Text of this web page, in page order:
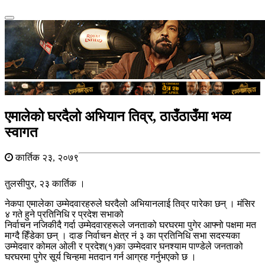
Toggle
navigation
एमालेको घरदैलो अभियान तिव्र, ठाउँठाउँमा भव्य
स्वागत
कार्तिक २३, २०७९
तुलसीपुर, २३ कार्तिक ।
नेकपा एमालेका उम्मेदवारहरुले घरदैलो अभियानलाई तिव्र पारेका छन् । मंसिर
४ गते हुने प्रतिनिधि र प्रदेश सभाको
निर्वाचन नजिकीदै गर्दा उम्मेदवारहरूले जनताको घरघरमा पुगेर आफ्नो पक्षमा मत
माग्दै हिँडेका छन् । दाङ निर्वाचन क्षेत्र नं ३ का प्रतिनिधि सभा सदस्यका
उम्मेदवार कोमल ओली र प्रदेश(१)का उम्मेदवार घनश्याम पाण्डेले जनताको
घरघरमा पुगेर सूर्य चिन्हमा मतदान गर्न आग्रह गर्नुभएको छ ।